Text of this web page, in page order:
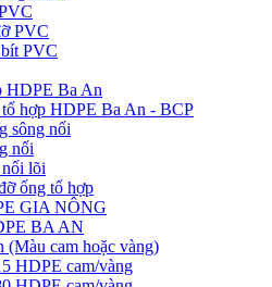
PVC
PVC
HDPE Ba An
hợp HDPE Ba An - BCP
sông nối
nối
lõi
ống tổ hợp
GIA NÔNG
BA AN
(Màu cam hoặc vàng)
HDPE cam/vàng